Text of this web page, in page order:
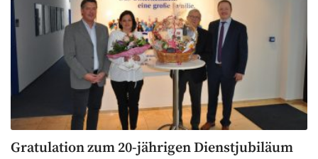
Gratulation zum 20-jährigen Dienstjubiläum